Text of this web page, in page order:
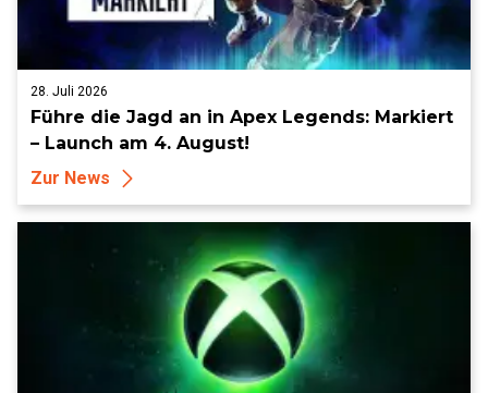
28. Juli 2026
Führe die Jagd an in Apex Legends: Markiert
– Launch am 4. August!
Zur News